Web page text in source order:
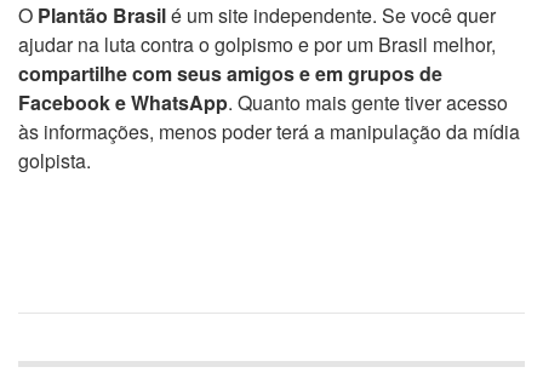
O Plantão Brasilé um site independente. Se você quer
ajudar na luta contra o golpismo e por um Brasil melhor,
compartilhe com seus amigos e em grupos de
Facebook e WhatsApp. Quanto mais gente tiver acesso
às informações, menos poder terá a manipulação da mídia
golpista.